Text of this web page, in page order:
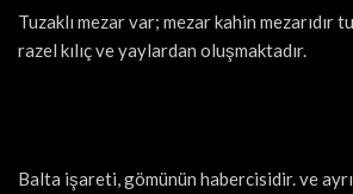
Tuzaklı mezar var; mezar kahin mezarıdır
razel kılıç ve yaylardan oluşmaktadır.
Balta işareti, gömünün habercisidir. ve